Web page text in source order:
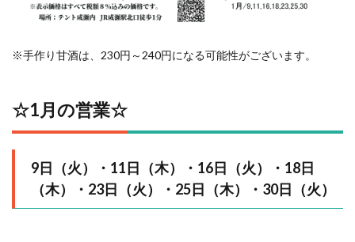
※手作り甘酒は、230円～240円になる可能性がございます。
☆1⽉の営業☆
9日（火）・11日（木）・16日（火）・18日
（木）・23日（火）・25日（木）・30日（火）